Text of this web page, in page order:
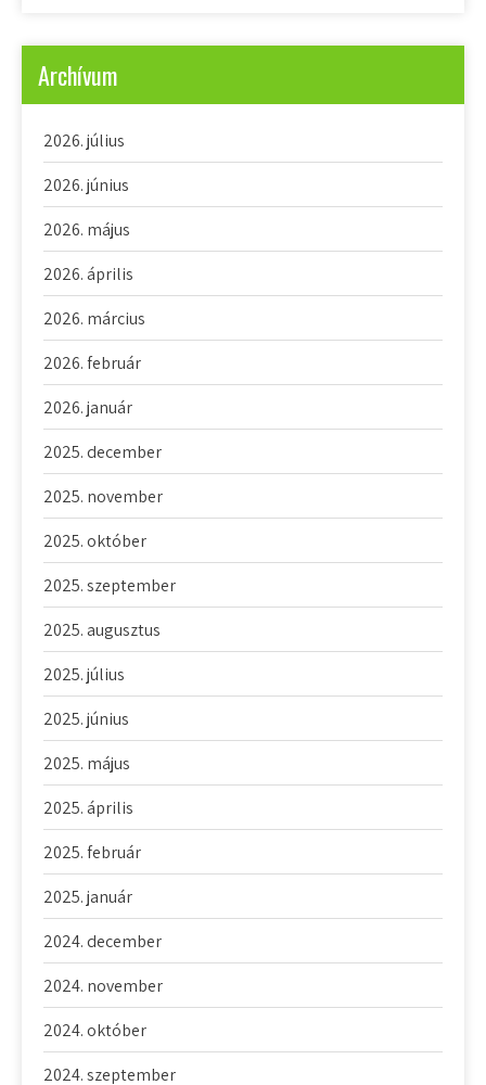
Archívum
2026. július
2026. június
2026. május
2026. április
2026. március
2026. február
2026. január
2025. december
2025. november
2025. október
2025. szeptember
2025. augusztus
2025. július
2025. június
2025. május
2025. április
2025. február
2025. január
2024. december
2024. november
2024. október
2024. szeptember